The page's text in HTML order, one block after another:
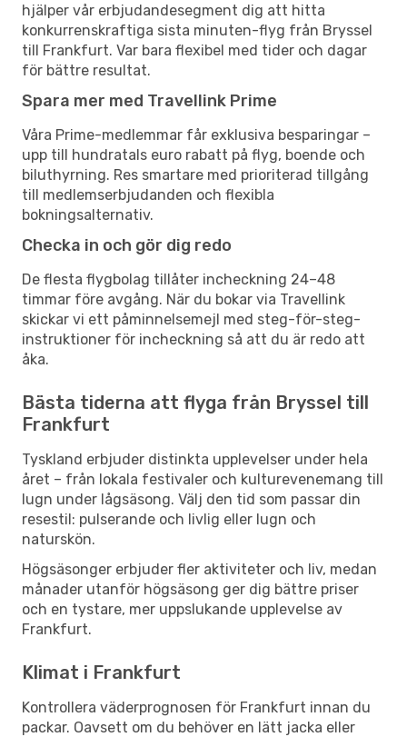
hjälper vår erbjudandesegment dig att hitta
konkurrenskraftiga sista minuten-flyg från Bryssel
till Frankfurt. Var bara flexibel med tider och dagar
för bättre resultat.
Spara mer med Travellink Prime
Våra Prime-medlemmar får exklusiva besparingar –
upp till hundratals euro rabatt på flyg, boende och
biluthyrning. Res smartare med prioriterad tillgång
till medlemserbjudanden och flexibla
bokningsalternativ.
Checka in och gör dig redo
De flesta flygbolag tillåter incheckning 24–48
timmar före avgång. När du bokar via Travellink
skickar vi ett påminnelsemejl med steg-för-steg-
instruktioner för incheckning så att du är redo att
åka.
Bästa tiderna att flyga från Bryssel till
Frankfurt
Tyskland erbjuder distinkta upplevelser under hela
året – från lokala festivaler och kulturevenemang till
lugn under lågsäsong. Välj den tid som passar din
resestil: pulserande och livlig eller lugn och
naturskön.
Högsäsonger erbjuder fler aktiviteter och liv, medan
månader utanför högsäsong ger dig bättre priser
och en tystare, mer uppslukande upplevelse av
Frankfurt.
Klimat i Frankfurt
Kontrollera väderprognosen för Frankfurt innan du
packar. Oavsett om du behöver en lätt jacka eller